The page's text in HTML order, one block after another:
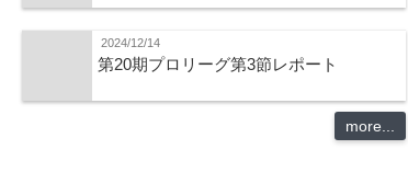
2024/12/14
第20期プロリーグ第3節レポート
more...